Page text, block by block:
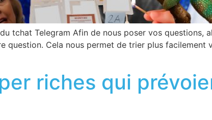
tchat Telegram Afin de nous poser vos questions,
question. Cela nous permet de trier plus facilement
riches qui